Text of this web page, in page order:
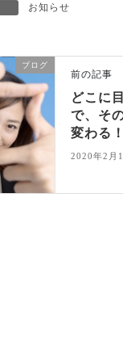
お知らせ
ブログ
前の記事
どこに
で、そ
変わる！
2020年2月